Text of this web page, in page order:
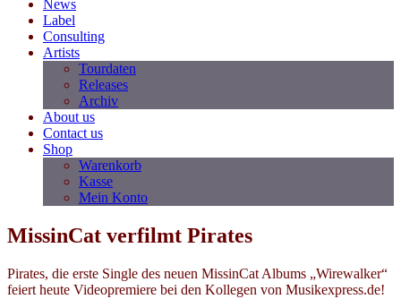
News
Label
Consulting
Artists
Tourdaten
Releases
Archiv
About us
Contact us
Shop
Warenkorb
Kasse
Mein Konto
MissinCat verfilmt Pirates
Pirates, die erste Single des neuen MissinCat Albums „Wirewalker“
feiert heute Videopremiere bei den Kollegen von Musikexpress.de!